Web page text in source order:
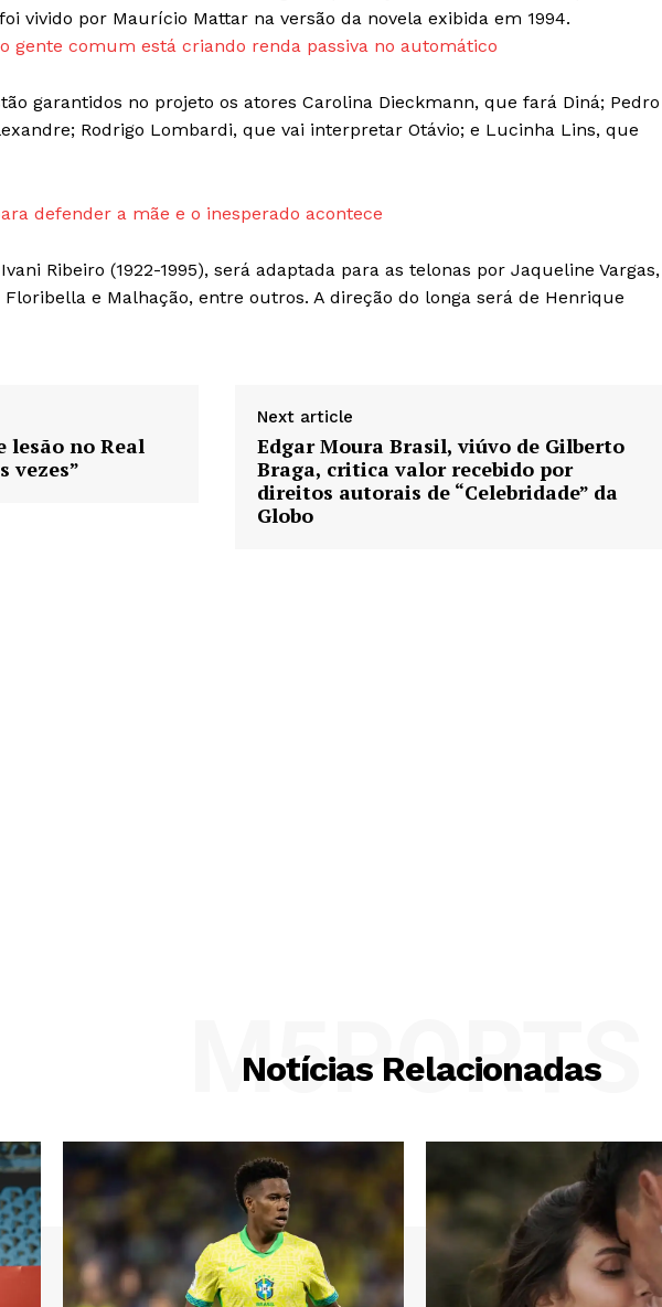
vivido por Maurício Mattar na versão da novela exibida em 1994.
gente comum está criando renda passiva no automático
garantidos no projeto os atores Carolina Dieckmann, que fará Diná; Pedro
Rodrigo Lombardi, que vai interpretar Otávio; e Lucinha Lins, que
defender a mãe e o inesperado acontece
Ribeiro (1922-1995), será adaptada para as telonas por Jaqueline Vargas,
e Malhação, entre outros. A direção do longa será de Henrique
lesão no Real
vezes”
Next article
Edgar Moura Brasil, viúvo de Gilberto
Braga, critica valor recebido por
direitos autorais de “Celebridade” da
Globo
Notícias Relacionadas
M5PORTS